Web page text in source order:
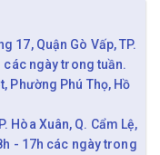
17, Quận Gò Vấp, TP.
các ngày trong tuần.
Phường Phú Thọ, Hồ
Hòa Xuân, Q. Cẩm Lệ,
- 17h các ngày trong